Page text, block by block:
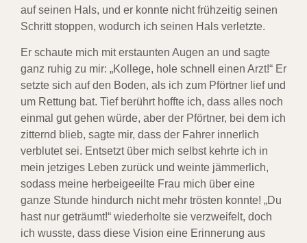
auf seinen Hals, und er konnte nicht frühzeitig seinen
Schritt stoppen, wodurch ich seinen Hals verletzte.
Er schaute mich mit erstaunten Augen an und sagte
ganz ruhig zu mir: „Kollege, hole schnell einen Arzt!“ Er
setzte sich auf den Boden, als ich zum Pförtner lief und
um Rettung bat. Tief berührt hoffte ich, dass alles noch
einmal gut gehen würde, aber der Pförtner, bei dem ich
zitternd blieb, sagte mir, dass der Fahrer innerlich
verblutet sei. Entsetzt über mich selbst kehrte ich in
mein jetziges Leben zurück und weinte jämmerlich,
sodass meine herbeigeeilte Frau mich über eine
ganze Stunde hindurch nicht mehr trösten konnte! „Du
hast nur geträumt!“ wiederholte sie verzweifelt, doch
ich wusste, dass diese Vision eine Erinnerung aus